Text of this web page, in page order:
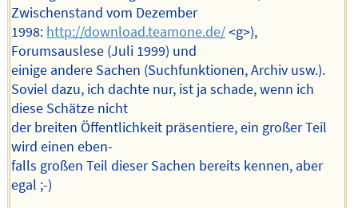
Zwischenstand vom Dezember
1998: http://download.teamone.de/<g>),
Forumsauslese (Juli 1999) und
einige andere Sachen (Suchfunktionen, Archiv usw.).
Soviel dazu, ich dachte nur, ist ja schade, wenn ich
diese Schätze nicht
der breiten Öffentlichkeit präsentiere, ein großer Teil
wird einen eben-
falls großen Teil dieser Sachen bereits kennen, aber
egal ;-)